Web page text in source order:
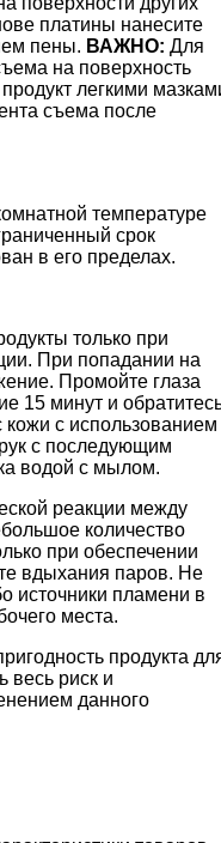
платины нанесите
пены. ВАЖНО: Для
на поверхность
легкими
съема после
температуре
срок
в его пределах.
только при
При попадании на
Промойте глаза
15 минут и
кожи с использованием
с последующим
водой с мылом.
реакции между
количество
при обеспечении
вдыхания паров. Не
источники пламени в
места.
продукта
весь риск и
данного